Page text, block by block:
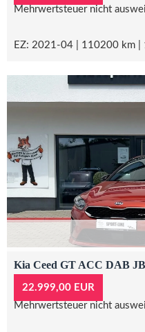
Mehrwertsteuer nicht
EZ: 2021-04 | 110200 km |
Kia Ceed GT ACC DAB
22.999,00 EUR
Mehrwertsteuer nicht